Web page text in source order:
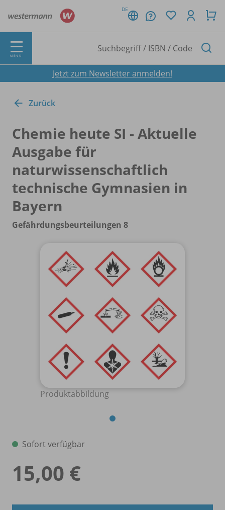
DE
MENÜ
Jetzt zum Newsletter anmelden!
Zurück
Chemie heute SI - Aktuelle
Ausgabe für
naturwissenschaftlich
technische Gymnasien in
Bayern
Gefährdungsbeurteilungen 8
Produktabbildung
Sofort verfügbar
15,00 €